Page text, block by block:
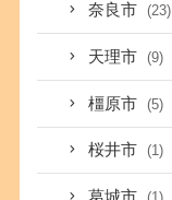
奈良市 (23)
天理市 (9)
橿原市 (5)
桜井市 (1)